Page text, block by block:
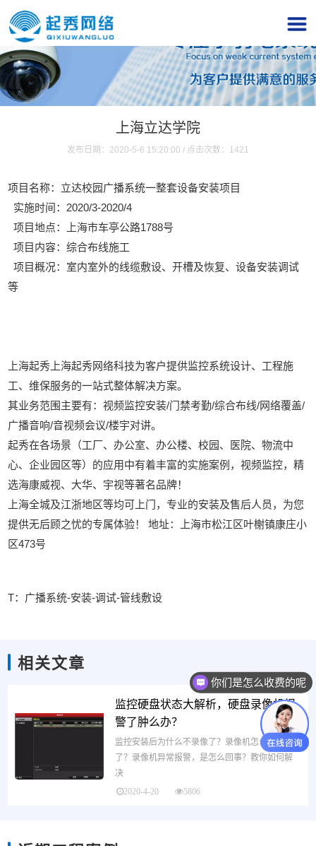
上海立达学院
发布日期：2020-5-6 15:20:00 / 点击次数： 1421
项目名称：立达校园广播系统一整套设备安装项目
实施时间：2020/3-2020/4
项目地点：上海市车亭公路1788号
项目内容：综合布线施工
项目概况：室内室外的线缆敷设、开槽及恢复、设备安装调试
等
上海起秀上海起秀网络科技为客户提供监控系统设计、工程施
工、维保服务的一站式整体解决方案。
其业务范围主要有：视频监控安装/门禁考勤/综合布线/网络覆盖/
广播音响/音视频会议/楼宇对讲。
起秀在各场景（工厂、办公室、办公楼、校园、医院、物流中
心、企业园区等）的应用中有着丰富的实施案例，视频监控，精
选海康威视、大华、宇视等著名品牌！
上海全城及江浙地区等均可上门，专业的安装及售后人员，为您
提供无后顾之忧的专属体验！ 地址：上海市松江区叶榭镇康庄小
区473号
T：广播系统-安装-调试-管线敷设
相关文章
监控硬盘状态大解析，硬盘录像机报
警了肿么办？
监控安装后为什么不录像了？录像机怎么回放不
了？录像机异常报警，是怎么回事？教你如何解
决
2020-4-20 5806
你们是怎么收费的呢